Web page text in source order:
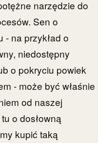
narzędzie do
Sen o
- na przykład o
niedostępny
o pokryciu powiek
- może być właśnie
od naszej
o dosłowną
kupić taką